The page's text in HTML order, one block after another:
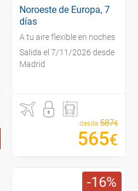
Noroeste de Europa, 7
días
A tu aire flexible en noches
Salida el 7/11/2026 desde
Madrid
desde 587€
565€
16